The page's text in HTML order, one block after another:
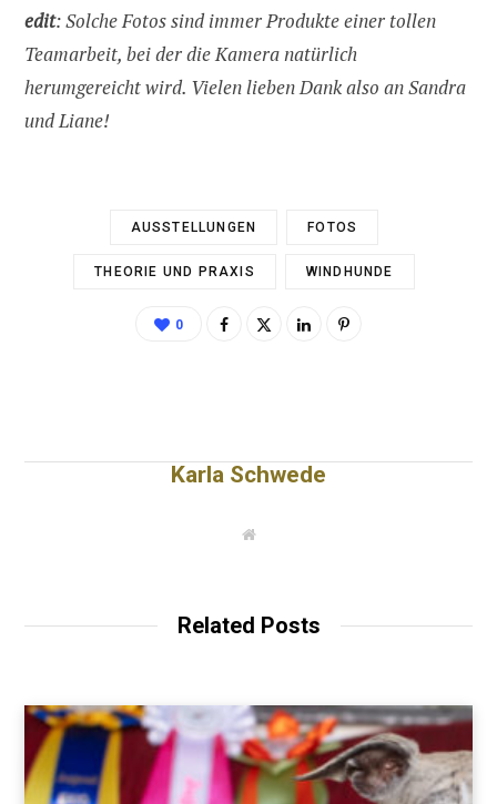
edit: Solche Fotos sind immer Produkte einer tollen
Teamarbeit, bei der die Kamera natürlich
herumgereicht wird. Vielen lieben Dank also an Sandra
und Liane!
AUSSTELLUNGEN FOTOS
THEORIE UND PRAXIS WINDHUNDE
0
Karla Schwede
W
Related Posts